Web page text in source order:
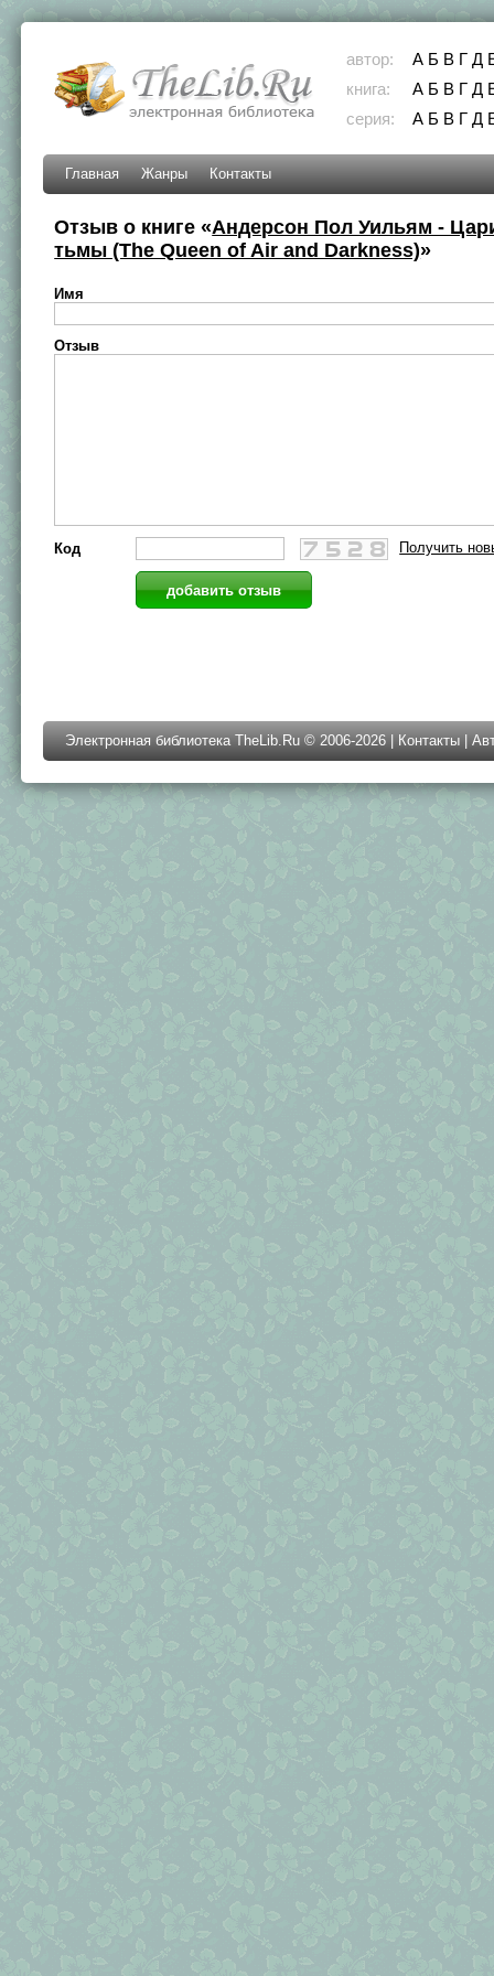
автор: А Б В Г Д
книга:
А Б В Г Д
серия:
А Б В Г Д
Главная Жанры Контакты
Отзыв о книге «Андерсон Пол Уильям -
тьмы (The Queen of Air and Darkness)»
Имя
Отзыв
Код Получить
Электронная библиотека TheLib.Ru © 2006-2026 | Контакты |